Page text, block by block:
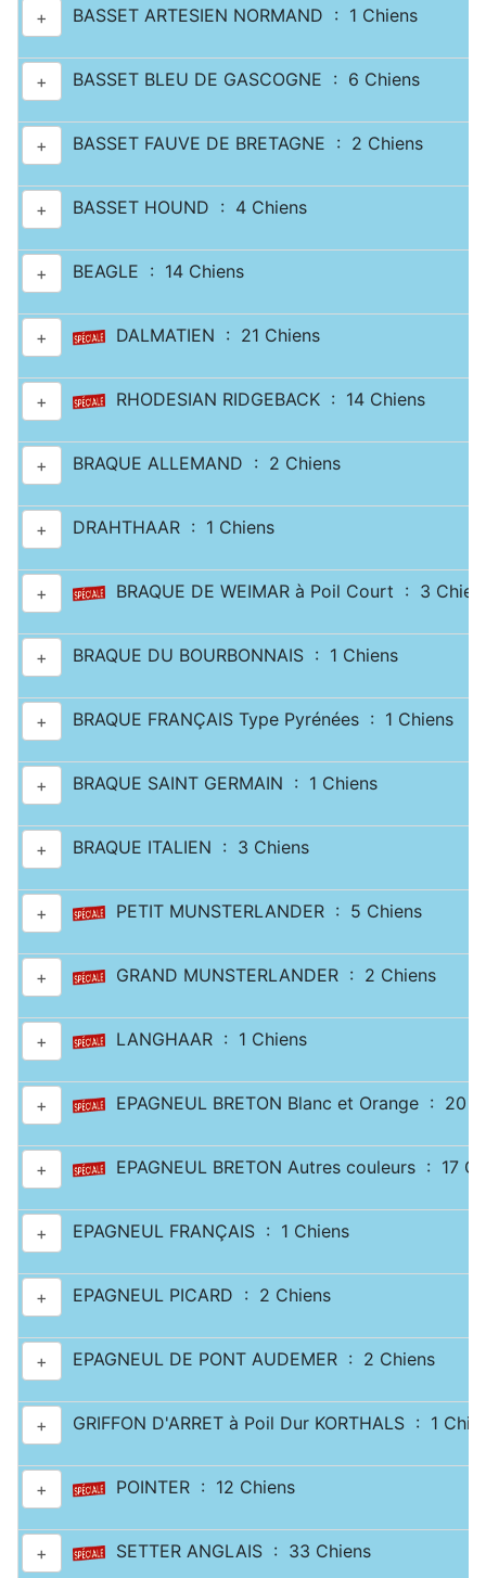
+ BASSET ARTESIEN NORMAND : 1 Chiens
+ BASSET BLEU DE GASCOGNE : 6 Chiens
+ BASSET FAUVE DE BRETAGNE : 2 Chiens
+ BASSET HOUND : 4 Chiens
+ BEAGLE : 14 Chiens
+ DALMATIEN : 21 Chiens
+ RHODESIAN RIDGEBACK : 14 Chiens
+ BRAQUE ALLEMAND : 2 Chiens
+ DRAHTHAAR : 1 Chiens
+ BRAQUE DE WEIMAR à Poil Court : 3
+ BRAQUE DU BOURBONNAIS : 1 Chiens
+ BRAQUE FRANÇAIS Type Pyrénées : 1 Chiens
+ BRAQUE SAINT GERMAIN : 1 Chiens
+ BRAQUE ITALIEN : 3 Chiens
+ PETIT MUNSTERLANDER : 5 Chiens
+ GRAND MUNSTERLANDER : 2 Chiens
+ LANGHAAR : 1 Chiens
+ EPAGNEUL BRETON Blanc et Orange : 20
+ EPAGNEUL BRETON Autres couleurs : 17
+ EPAGNEUL FRANÇAIS : 1 Chiens
+ EPAGNEUL PICARD : 2 Chiens
+ EPAGNEUL DE PONT AUDEMER : 2 Chiens
+ GRIFFON D'ARRET à Poil Dur KORTHALS : 1
+ POINTER : 12 Chiens
+ SETTER ANGLAIS : 33 Chiens